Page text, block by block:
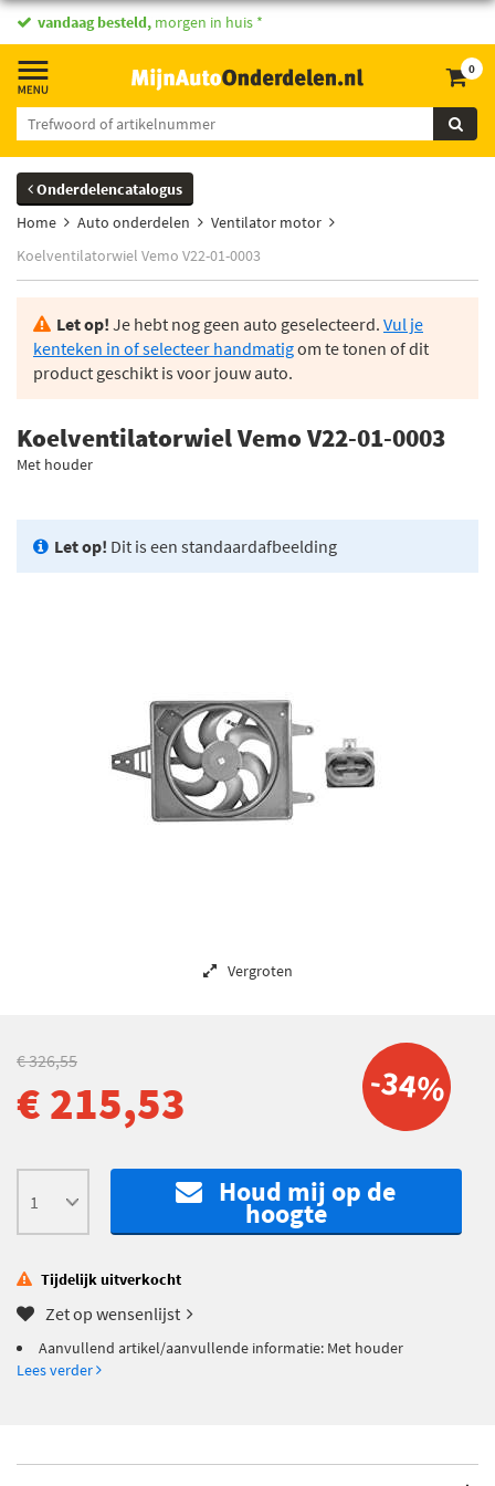
vandaag besteld, morgen in huis *
0
Onderdelencatalogus
Home
Auto onderdelen
Ventilator motor
Koelventilatorwiel Vemo V22-01-0003
Let op! Je hebt nog geen auto geselecteerd. Vul je
kenteken in of selecteer handmatigom te tonen of dit
product geschikt is voor jouw auto.
Koelventilatorwiel Vemo V22-01-0003
Met houder
Let op! Dit is een standaardafbeelding
Vergroten
-34%
€ 326,55
€ 215,53
Houd mij op de
hoogte
Tijdelijk uitverkocht
Zet op wensenlijst
Aanvullend artikel/aanvullende informatie: Met houder
Lees verder